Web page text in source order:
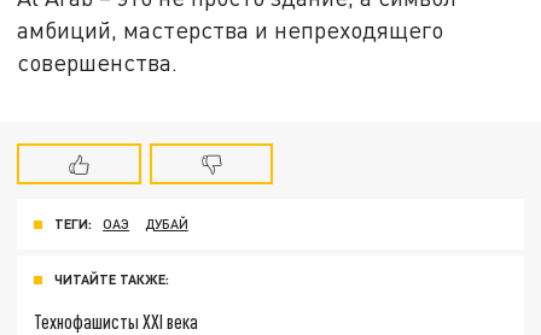
амбиций, мастерства и непреходящего
совершенства.
ТЕГИ: ОАЭ ДУБАЙ
ЧИТАЙТЕ ТАКЖЕ:
Технофашисты XXI века